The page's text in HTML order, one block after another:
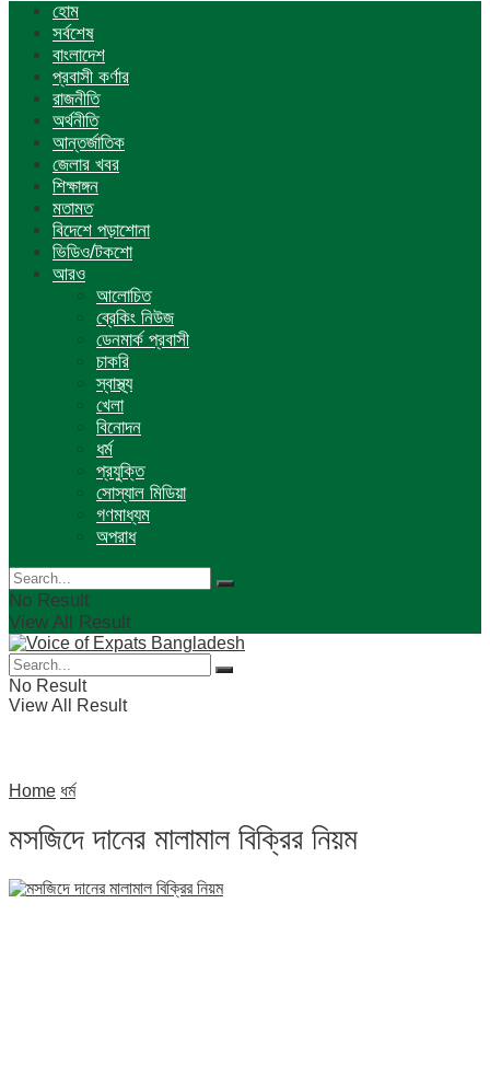
হোম
সর্বশেষ
বাংলাদেশ
প্রবাসী কর্ণার
রাজনীতি
অর্থনীতি
আন্তর্জাতিক
জেলার খবর
শিক্ষাঙ্গন
মতামত
বিদেশে পড়াশোনা
ভিডিও/টকশো
আরও
আলোচিত
ব্রেকিং নিউজ
ডেনমার্ক প্রবাসী
চাকরি
স্বাস্থ্য
খেলা
বিনোদন
ধর্ম
প্রযুক্তি
সোস্যাল মিডিয়া
গণমাধ্যম
অপরাধ
No Result
View All Result
No Result
View All Result
Home ধর্ম
মসজিদে দানের মালামাল বিক্রির নিয়ম